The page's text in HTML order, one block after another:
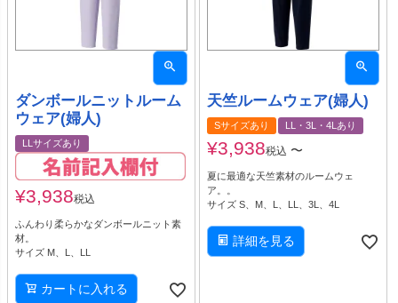
ダンボールニットルーム
ウェア(婦人)
LLサイズあり
¥3,938税込
ふんわり柔らかなダンボールニット素
材。
サイズ M、L、LL
カートに入れる
天竺ルームウェア(婦人)
Sサイズあり LL・3L・4Lあり
¥3,938税込 〜
夏に最適な天竺素材のルームウェ
ア。。
サイズ S、M、L、LL、3L、4L
詳細を見る